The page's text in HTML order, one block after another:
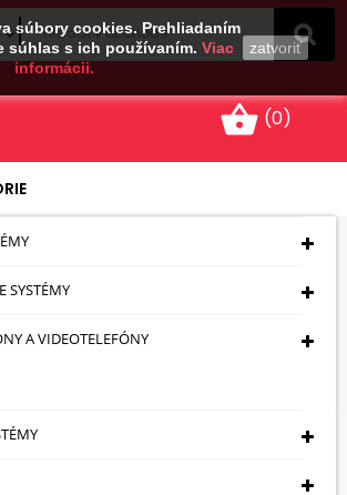
súbory cookies. Prehliadaním
súhlas s ich používaním. Viac
informácii.
zatvoriť
shopping_basket (0)
SYSTÉMY
A VIDEOTELEFÓNY
KONEKTORY
TWIST
Káble - Zásuvky - Zástrčky
Konektory Twist